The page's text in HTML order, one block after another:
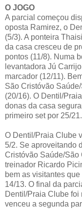
O JOGO
A parcial começou
oposta Ramirez, o
(5/3). A ponteira
da casa cresceu de
pontos (11/8). Numa
levantadora Jú
marcador (12/11).
São Cristóvão
(20/16). O Dentil/
donas da casa
primeiro set por 25/21.
O Dentil/Praia Clube
5/2. Se aproveitando
Cristóvão Saúde/São
treinador Ricardo
bem as visitantes
14/13. O final da
Dentil/Praia Clube foi
venceu a segunda